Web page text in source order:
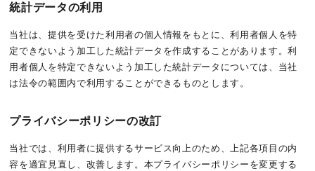
統計データの利用
当社は、提供を受けた利用者の個人情報をもとに、利用者個人を特
定できないよう加工した統計データを作成することがあります。利
用者個人を特定できないよう加工した統計データについては、当社
は法令の範囲内で利用することができるものとします。
プライバシーポリシーの改訂
当社では、利用者に提供するサービス向上のため、上記各項目の内
容を適宜見直し、改善します。本プライバシーポリシーを変更する